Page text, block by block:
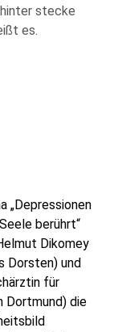
stecke
es.
„Depressionen
berührt“
Dikomey
Dorsten) und
für
Dortmund) die